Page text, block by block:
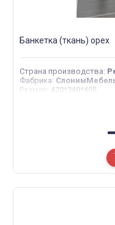
Банкетка (ткань) орех
Страна производства:
Фабрика:
Размер : 420*340*405